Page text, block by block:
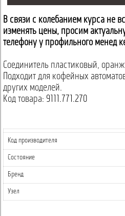
В связи с колебанием курса не
изменять цены, просим
телефону у профильного
Соединитель пластиковый,
Подходит для кофейных
других моделей.
Код товара: 9111.771.270
Код производителя
Состояние
Бренд
Узел